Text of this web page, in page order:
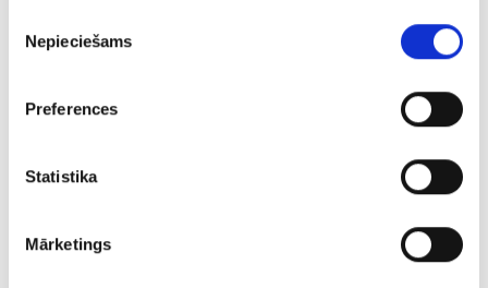
izvēle
Nepieciešams
Preferences
Statistika
Mārketings